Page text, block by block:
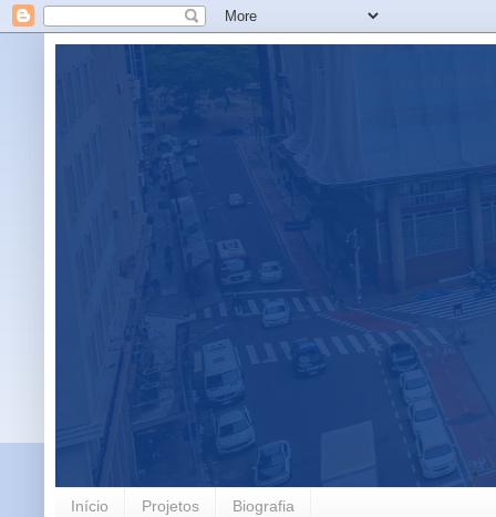
Início Projetos Biografia